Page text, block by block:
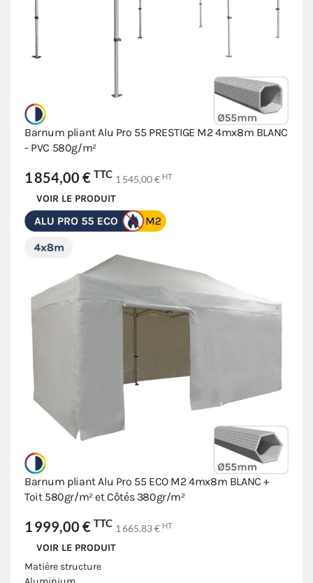
Barnum pliant Alu Pro 55 PRESTIGE M2 4mx8m BLANC
- PVC 580g/m²
1 854,00 € TTC 1 545,00 € HT
VOIR LE PRODUIT
Barnum pliant Alu Pro 55 ECO M2 4mx8m BLANC +
Toit 580gr/m² et Côtés 380gr/m²
1 999,00 € TTC 1 665,83 € HT
VOIR LE PRODUIT
Matière structure